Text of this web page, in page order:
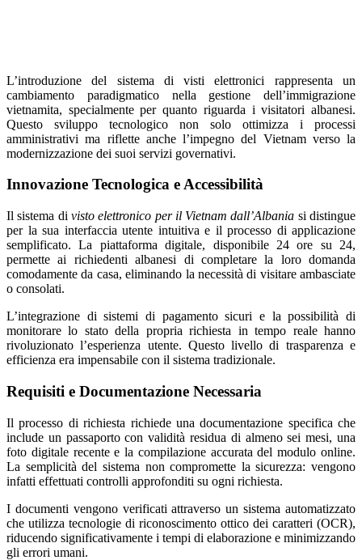
L’introduzione del sistema di visti elettronici rappresenta un
cambiamento paradigmatico nella gestione dell’immigrazione
vietnamita, specialmente per quanto riguarda i visitatori albanesi.
Questo sviluppo tecnologico non solo ottimizza i processi
amministrativi ma riflette anche l’impegno del Vietnam verso la
modernizzazione dei suoi servizi governativi.
Innovazione Tecnologica e Accessibilità
Il sistema di visto elettronico per il Vietnam dall’Albania si distingue
per la sua interfaccia utente intuitiva e il processo di applicazione
semplificato. La piattaforma digitale, disponibile 24 ore su 24,
permette ai richiedenti albanesi di completare la loro domanda
comodamente da casa, eliminando la necessità di visitare ambasciate
o consolati.
L’integrazione di sistemi di pagamento sicuri e la possibilità di
monitorare lo stato della propria richiesta in tempo reale hanno
rivoluzionato l’esperienza utente. Questo livello di trasparenza e
efficienza era impensabile con il sistema tradizionale.
Requisiti e Documentazione Necessaria
Il processo di richiesta richiede una documentazione specifica che
include un passaporto con validità residua di almeno sei mesi, una
foto digitale recente e la compilazione accurata del modulo online.
La semplicità del sistema non compromette la sicurezza: vengono
infatti effettuati controlli approfonditi su ogni richiesta.
I documenti vengono verificati attraverso un sistema automatizzato
che utilizza tecnologie di riconoscimento ottico dei caratteri (OCR),
riducendo significativamente i tempi di elaborazione e minimizzando
gli errori umani.